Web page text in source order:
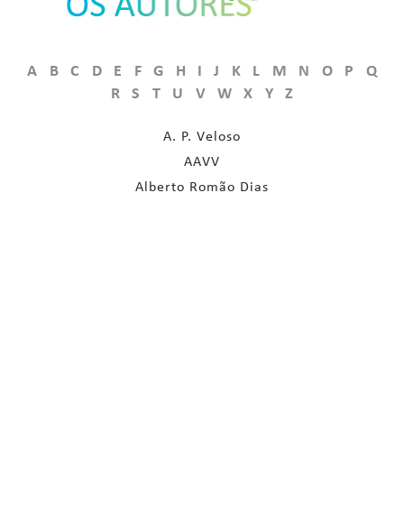
A B C D E F G H I J K L M N O P
Q
R
S T U V W X Y Z
A. P. Veloso
AAVV
Alberto Romão Dias